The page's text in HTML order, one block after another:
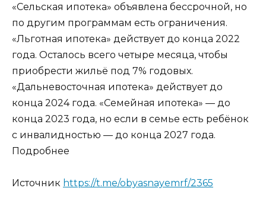
«Сельская ипотека» объявлена бессрочной, но
по другим программам есть ограничения.
«Льготная ипотека» действует до конца 2022
года. Осталось всего четыре месяца, чтобы
приобрести жильё под 7% годовых.
«Дальневосточная ипотека» действует до
конца 2024 года. «Семейная ипотека» — до
конца 2023 года, но если в семье есть ребёнок
с инвалидностью — до конца 2027 года.
Подробнее
Источник https://t.me/obyasnayemrf/2365